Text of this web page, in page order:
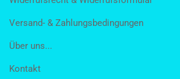
Versand- & Zahlungsbedingungen
Über uns...
Kontakt